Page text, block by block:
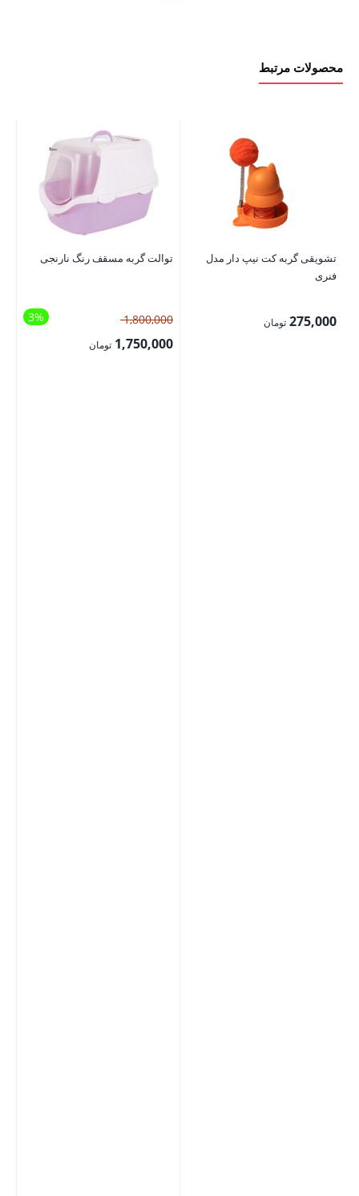
محصولات مرتبط
تشویقی گربه کت نیپ دار مدل
فنری
275,000 تومان
توالت گربه مسقف رنگ نارنجی
3% 1,800,000قیمت
اصلی:1,750,000 تومان